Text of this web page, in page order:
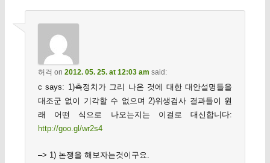
허걱 on 2012. 05. 25. at 12:03 am said:
c says: 1)측정치가 그리 나온 것에 대한 대안설명들을
대조군 없이 기각할 수 없으며 2)위생검사 결과들이 원
래 어떤 식으로 나오는지는 이걸로 대신합니다:
http://goo.gl/wr2s4
–> 1) 논쟁을 해보자는것이구요.